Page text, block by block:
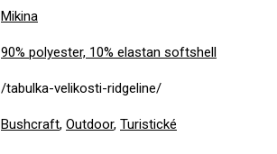
Mikina
90% polyester, 10% elastan softshell
/tabulka-velikosti-ridgeline/
Bushcraft, Outdoor, Turistické